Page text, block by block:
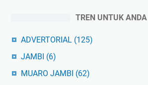
TREN UNTUK ANDA
ADVERTORIAL (125)
JAMBI (6)
MUARO JAMBI (62)